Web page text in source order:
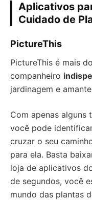
Aplicativos
Cuidado de
PictureThis
PictureThis é mais
companheiro
jardinagem e
Com apenas alguns
você pode
cruzar o seu
para ela. Basta
loja de aplicativos
de segundos, você
mundo das plantas